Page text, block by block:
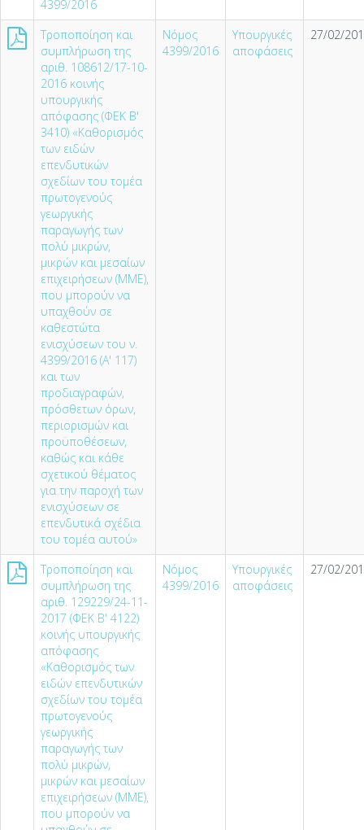
4399/2016
Τροποποίηση και
συμπλήρωση της
αριθ. 108612/17-10-
2016 κοινής
υπουργικής
απόφασης (ΦΕΚ Β'
3410) «Καθορισμός
των ειδών
επενδυτικών
σχεδίων του τομέα
πρωτογενούς
γεωργικής
παραγωγής των
πολύ μικρών,
μικρών και μεσαίων
επιχειρήσεων (ΜΜΕ),
που μπορούν να
υπαχθούν σε
καθεστώτα
ενισχύσεων του ν.
4399/2016 (A' 117)
και των
προδιαγραφών,
πρόσθετων όρων,
περιορισμών και
προϋποθέσεων,
καθώς και κάθε
σχετικού θέματος
για την παροχή των
ενισχύσεων σε
επενδυτικά σχέδια
του τομέα αυτού»
Νόμος
4399/2016
Υπουργικές
αποφάσεις
27/02/
Τροποποίηση και
συμπλήρωση της
αριθ. 129229/24-11-
2017 (ΦΕΚ Β' 4122)
κοινής υπουργικής
απόφασης
«Καθορισμός των
ειδών επενδυτικών
σχεδίων του τομέα
πρωτογενούς
γεωργικής
παραγωγής των
πολύ μικρών,
μικρών και μεσαίων
επιχειρήσεων (ΜΜΕ),
που μπορούν να
Νόμος
4399/2016
Υπουργικές
αποφάσεις
27/02/